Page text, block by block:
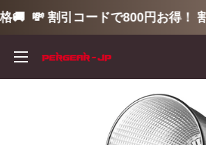
🚚 💸 割引コードで800円お得！
テ